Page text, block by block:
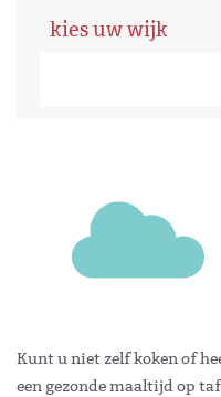
kies uw wijk
Kunt u niet zelf kokenof
een gezonde maaltijd op